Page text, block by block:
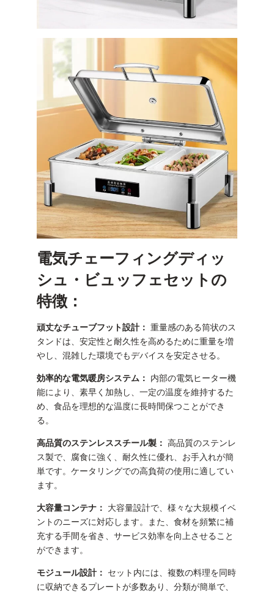
電気チェーフィングディッ
シュ・ビュッフェセットの
特徴：
頑丈なチューブフット設計： 重量感のある筒状のス
タンドは、安定性と耐久性を高めるために重量を増
やし、混雑した環境でもデバイスを安定させる。
効率的な電気暖房システム： 内部の電気ヒーター機
能により、素早く加熱し、一定の温度を維持するた
め、食品を理想的な温度に長時間保つことができ
る。
高品質のステンレススチール製：高品質のステンレ
ス製で、腐食に強く、耐久性に優れ、お手入れが簡
単です。ケータリングでの高負荷の使用に適してい
ます。
大容量コンテナ： 大容量設計で、様々な大規模イベ
ントのニーズに対応します。また、食材を頻繁に補
充する手間を省き、サービス効率を向上させること
ができます。
モジュール設計： セット内には、複数の料理を同時
に収納できるプレートが多数あり、分類が簡単で、